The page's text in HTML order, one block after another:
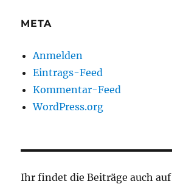
META
Anmelden
Eintrags-Feed
Kommentar-Feed
WordPress.org
Ihr findet die Beiträge auch auf